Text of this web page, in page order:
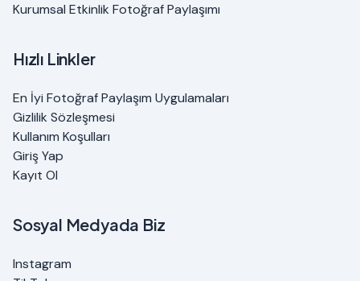
Kurumsal Etkinlik Fotoğraf Paylaşımı
Hızlı Linkler
En İyi Fotoğraf Paylaşım Uygulamaları
Gizlilik Sözleşmesi
Kullanım Koşulları
Giriş Yap
Kayıt Ol
Sosyal Medyada Biz
Instagram